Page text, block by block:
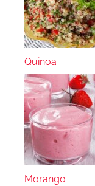
Quinoa
Morango